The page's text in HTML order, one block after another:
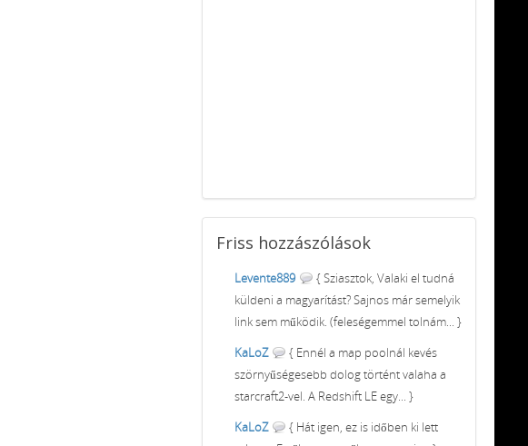
Friss hozzászólások
Levente889
{ Sziasztok, Valaki el tudná
küldeni a magyarítást? Sajnos már semelyik
link sem működik. (feleségemmel tolnám... }
KaLoZ
{ Ennél a map poolnál kevés
szörnyűségesebb dolog történt valaha a
starcraft2-vel. A Redshift LE egy... }
KaLoZ
{ Hát igen, ez is időben ki lett